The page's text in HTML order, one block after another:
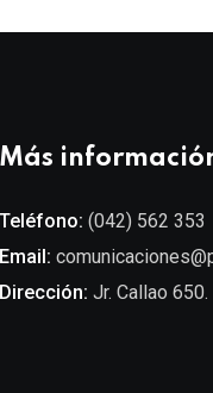
Más
Teléfono: (042) 562 353
Email:
Dirección: Jr. Callao